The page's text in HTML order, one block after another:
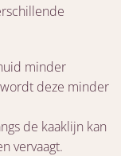
minder
deze minder
de kaaklijn kan
vervaagt.